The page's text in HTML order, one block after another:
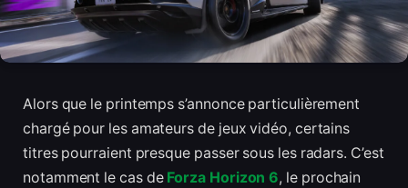
Alors que le printemps s’annonce particulièrement
chargé pour les amateurs de jeux vidéo, certains
titres pourraient presque passer sous les radars. C’est
notamment le cas de Forza Horizon 6, le prochain